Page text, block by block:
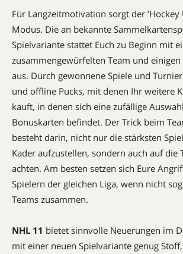
Für Langzeitmotivation sorgt der ’Hockey
Modus. Die an bekannte
Spielvariante stattet Euch zu Beginn mit
zusammengewürfelten Team und einigen
aus. Durch gewonnene Spiele und
und offline Pucks, mit denen Ihr weitere
kauft, in denen sich eine zufällige
Bonuskarten befindet. Der Trick beim
besteht darin, nicht nur die stärksten
Kader aufzustellen, sondern auch auf die
achten. Am besten setzen sich Eure
Spielern der gleichen Liga, wenn nicht
Teams zusammen.
NHL 11 bietet sinnvolle Neuerungen im
mit einer neuen Spielvariante genug